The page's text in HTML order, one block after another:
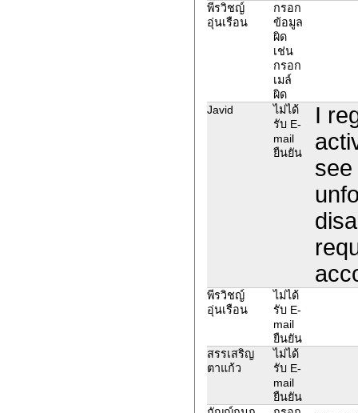
พีรวิชญ์
อุ่นเรือน
กรอก
ข้อมูล
ผิด
เช่น
กรอก
เมล์
ผิด
Javid
ไม่ได้
รับ E-
mail
ยืนยัน
I
see
พีรวิชญ์
อุ่นเรือน
ไม่ได้
รับ E-
mail
ยืนยัน
สรรเสริญ
ตาแก้ว
ไม่ได้
รับ E-
mail
ยืนยัน